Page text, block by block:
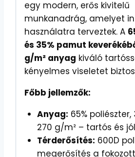
egy modern, erős kivitelű
munkanadrág, amelyet
használatra terveztek. A
és 35% pamut
g/m² anyag kiváló
kényelmes viseletet
Főbb jellemzők:
Anyag: 65%
270 g/m² – tartós és
Térderősítés: 600D
megerősítés a fokozott